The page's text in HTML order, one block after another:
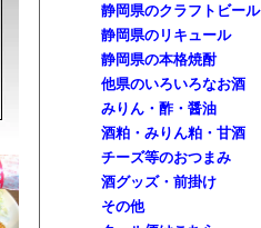
静岡県のクラフトビール
静岡県のリキュール
静岡県の本格焼酎
他県のいろいろなお酒
みりん・酢・醤油
酒粕・みりん粕・甘酒
チーズ等のおつまみ
酒グッズ・前掛け
その他